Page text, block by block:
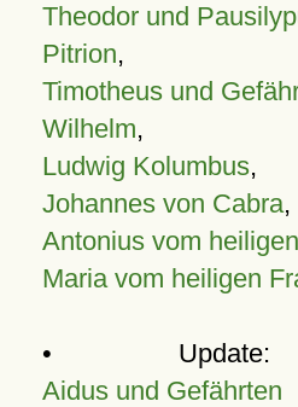
Theodor und
Pitrion,
Timotheus und
Wilhelm,
Ludwig Kolumbus,
Johannes von Cabra,
Antonius vom
Maria vom heiligen
•
Aidus und Gefährten